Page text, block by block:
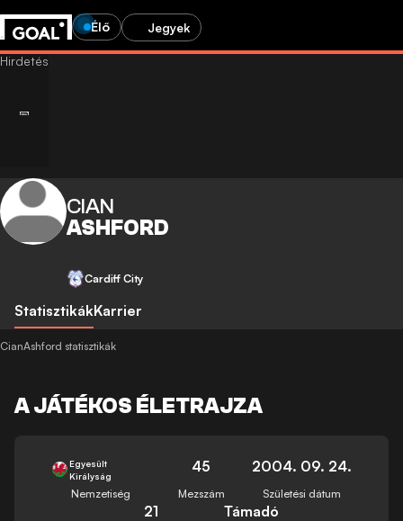
Élő Jegyek
CIAN
ASHFORD
Cardiff City
StatisztikákKarrier
CianAshford statisztikák
A JÁTÉKOS ÉLETRAJZA
Egyesült
Királyság
Nemzetiség
45
Mezszám
2004. 09. 24.
Születési dátum
21 Támadó